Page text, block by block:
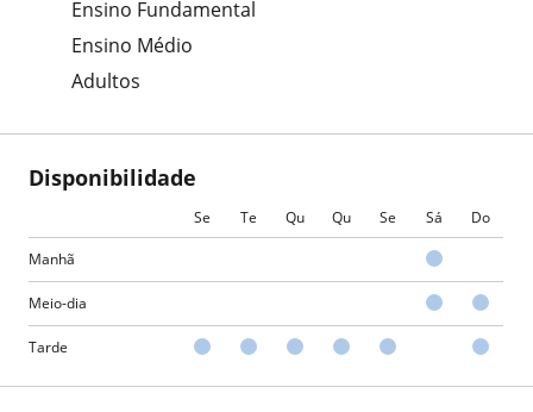
Ensino Fundamental
Ensino Médio
Adultos
Disponibilidade
Se Te Qu Qu Se Sá Do
Manhã
Meio-dia
Tarde